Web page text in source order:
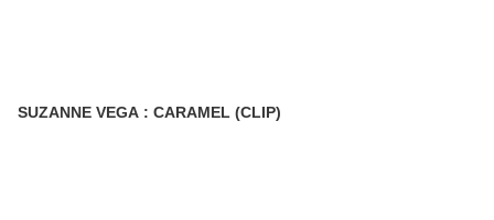
SUZANNE VEGA : CARAMEL (CLIP)